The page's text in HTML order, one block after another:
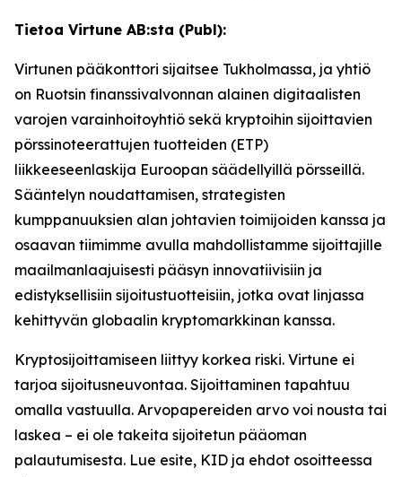
Tietoa Virtune AB:sta (Publ):
Virtunen pääkonttori sijaitsee Tukholmassa, ja yhtiö
on Ruotsin finanssivalvonnan alainen digitaalisten
varojen varainhoitoyhtiö sekä kryptoihin sijoittavien
pörssinoteerattujen tuotteiden (ETP)
liikkeeseenlaskija Euroopan säädellyillä pörsseillä.
Sääntelyn noudattamisen, strategisten
kumppanuuksien alan johtavien toimijoiden kanssa ja
osaavan tiimimme avulla mahdollistamme sijoittajille
maailmanlaajuisesti pääsyn innovatiivisiin ja
edistyksellisiin sijoitustuotteisiin, jotka ovat linjassa
kehittyvän globaalin kryptomarkkinan kanssa.
Kryptosijoittamiseen liittyy korkea riski. Virtune ei
tarjoa sijoitusneuvontaa. Sijoittaminen tapahtuu
omalla vastuulla. Arvopapereiden arvo voi nousta tai
laskea – ei ole takeita sijoitetun pääoman
palautumisesta. Lue esite, KID ja ehdot osoitteessa